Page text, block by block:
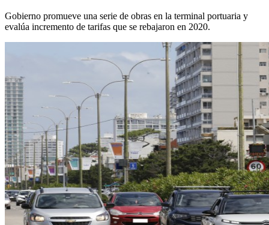
Gobierno promueve una serie de obras en la terminal portuaria y
evalúa incremento de tarifas que se rebajaron en 2020.